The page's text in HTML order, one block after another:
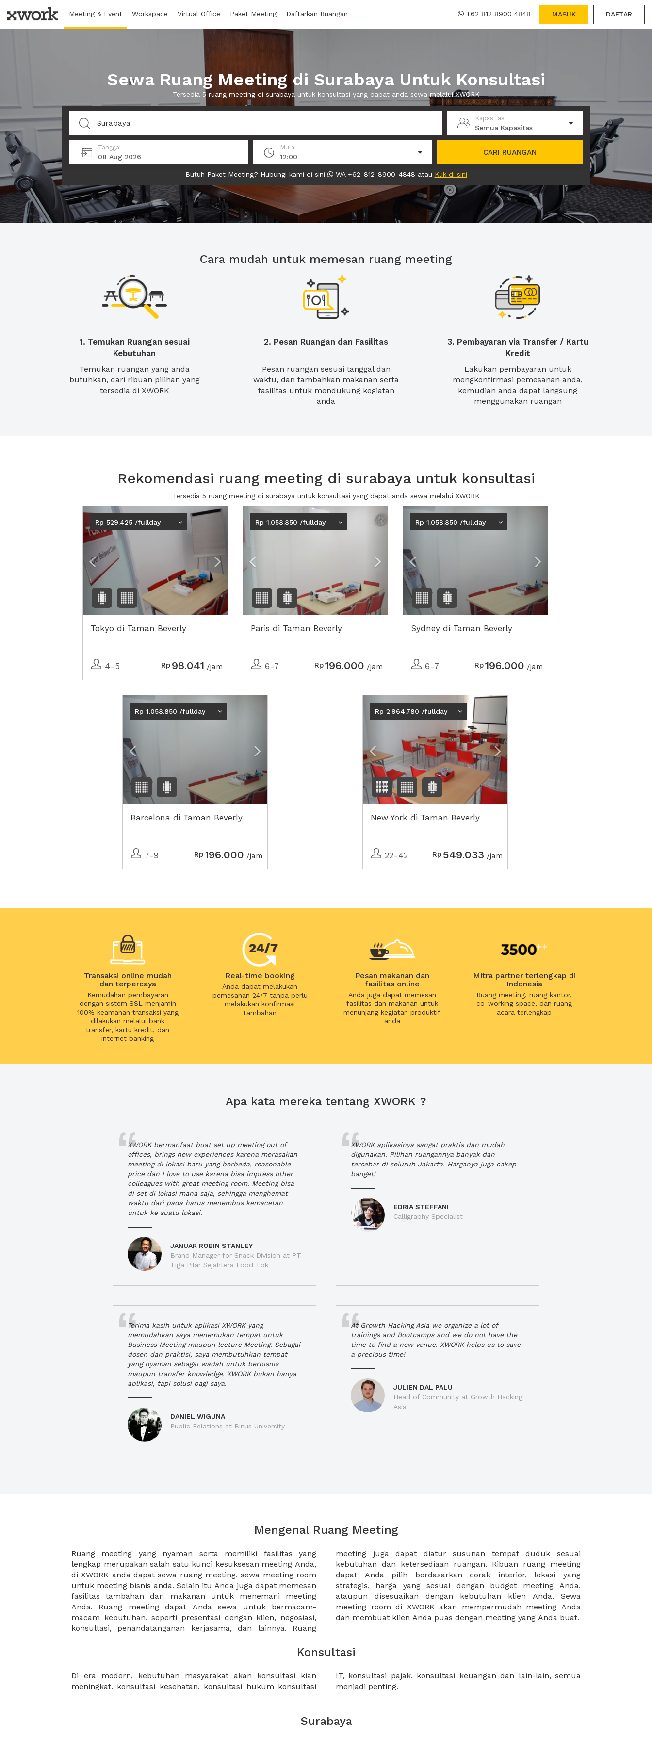
Meeting & Event Workspace Virtual Office Paket Meeting Daftarkan Ruangan +62 812 8900 4848 MASUK DAFTAR
Sewa Ruang Meeting di Surabaya Untuk Konsultasi
Tersedia 5 ruang meeting di surabaya untuk konsultasi yang dapat anda sewa melalui XWORK
Kapasitas
Semua Kapasitas
Tanggal
08 Aug 2026
Mulai
12:00
CARI RUANGAN
Butuh Paket Meeting? Hubungi kami di sini WA +62-812-8900-4848 atau Klik di sini
Cara mudah untuk memesan ruang meeting
1. Temukan Ruangan sesuai
Kebutuhan
Temukan ruangan yang anda
butuhkan, dari ribuan pilihan yang
tersedia di XWORK
2. Pesan Ruangan dan Fasilitas
Pesan ruangan sesuai tanggal dan
waktu, dan tambahkan makanan serta
fasilitas untuk mendukung kegiatan
anda
3. Pembayaran via Transfer / Kartu
Kredit
Lakukan pembayaran untuk
mengkonfirmasi pemesanan anda,
kemudian anda dapat langsung
menggunakan ruangan
Rekomendasi ruang meeting di surabaya untuk konsultasi
Tersedia 5 ruang meeting di surabaya untuk konsultasi yang dapat anda sewa melalui XWORK
Previous Next2
Rp 529.425 /fullday
Tokyo di Taman Beverly
4-5 Rp 98.041 /jam
Previous Next2
Rp 1.058.850 /fullday
Paris di Taman Beverly
6-7 Rp196.000 /jam
Previous
Rp 1.058.850 /fullday
Sydney di Taman Beverly
6-7 Rp196.000 /jam
Previous
Rp 1.058.850 /fullday
Barcelona di Taman Beverly
7-9 Rp196.000 /jam
Previous Next2
Rp 2.964.780 /fullday
New York di Taman Beverly
22-42 Rp 549.033 /jam
Transaksi online mudah
dan terpercaya
Kemudahan pembayaran
dengan sistem SSL menjamin
100% keamanan transaksi yang
dilakukan melalui bank
transfer, kartu kredit, dan
internet banking
Real-time booking
Anda dapat melakukan
pemesanan 24/7 tanpa perlu
melakukan konfirmasi
tambahan
Pesan makanan dan
fasilitas online
Anda juga dapat memesan
fasilitas dan makanan untuk
menunjang kegiatan produktif
anda
Mitra partner terlengkap di
Indonesia
Ruang meeting, ruang kantor,
co-working space, dan ruang
acara terlengkap
Apa kata mereka tentang XWORK ?
XWORK bermanfaat buat set up meeting out of
offices, brings new experiences karena merasakan
meeting di lokasi baru yang berbeda, reasonable
price dan I love to use karena bisa impress other
colleagues with great meeting room. Meeting bisa
di set di lokasi mana saja, sehingga menghemat
waktu dari pada harus menembus kemacetan
untuk ke suatu lokasi.
JANUAR ROBIN STANLEY
Brand Manager for Snack Division at PT
Tiga Pilar Sejahtera Food Tbk
XWORK aplikasinya sangat praktis dan mudah
digunakan. Pilihan ruangannya banyak dan
tersebar di seluruh Jakarta. Harganya juga cakep
banget!
EDRIA STEFFANI
Calligraphy Specialist
Terima kasih untuk aplikasi XWORK yang
memudahkan saya menemukan tempat untuk
Business Meeting maupun lecture Meeting. Sebagai
dosen dan praktisi, saya membutuhkan tempat
yang nyaman sebagai wadah untuk berbisnis
maupun transfer knowledge. XWORK bukan hanya
aplikasi, tapi solusi bagi saya.
DANIEL WIGUNA
Public Relations at Binus University
At Growth Hacking Asia we organize a lot of
trainings and Bootcamps and we do not have the
time to find a new venue. XWORK helps us to save
a precious time!
JULIEN DAL PALU
Head of Community at Growth Hacking
Asia
Mengenal Ruang Meeting
Ruang meeting yang nyaman serta memiliki fasilitas yang
lengkap merupakan salah satu kunci kesuksesan meeting Anda,
di XWORK anda dapat sewa ruang meeting, sewa meeting room
untuk meeting bisnis anda. Selain itu Anda juga dapat memesan
fasilitas tambahan dan makanan untuk menemani meeting
Anda. Ruang meeting dapat Anda sewa untuk bermacam-
macam kebutuhan, seperti presentasi dengan klien, negosiasi,
konsultasi, penandatanganan kerjasama, dan lainnya. Ruang
meeting juga dapat diatur susunan tempat duduk sesuai
kebutuhan dan ketersediaan ruangan. Ribuan ruang meeting
dapat Anda pilih berdasarkan corak interior, lokasi yang
strategis, harga yang sesuai dengan budget meeting Anda,
ataupun disesuaikan dengan kebutuhan klien Anda. Sewa
meeting room di XWORK akan mempermudah meeting Anda
dan membuat klien Anda puas dengan meeting yang Anda buat.
Konsultasi
Di era modern, kebutuhan masyarakat akan konsultasi kian
meningkat. konsultasi kesehatan, konsultasi hukum konsultasi
IT, konsultasi pajak, konsultasi keuangan dan lain-lain, semua
menjadi penting.
Surabaya